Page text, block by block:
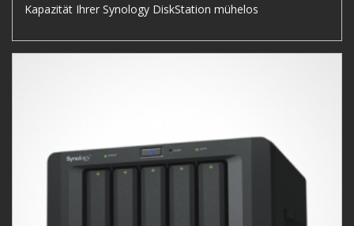
Kapazität Ihrer Synology DiskStation mühelos